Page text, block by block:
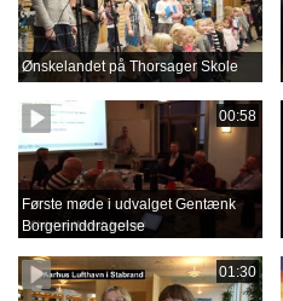
Ønskelandet på Thorsager Skole
00:58
Første møde i udvalget Gentænk
Borgerinddragelse
01:30